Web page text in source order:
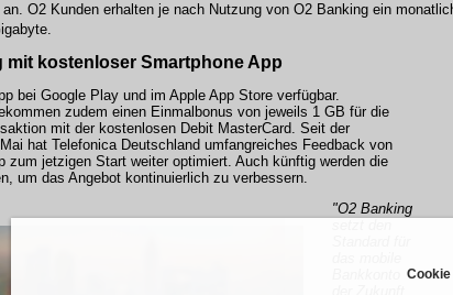
O2 Kunden erhalten je nach Nutzung von O2 Banking ein
mit kostenloser Smartphone App
bei Google Play und im Apple App Store verfügbar.
zudem einen Einmalbonus von jeweils 1 GB für die
mit der kostenlosen Debit MasterCard. Seit der
hat Telefonica Deutschland umfangreiches Feedback von
zum jetzigen Start weiter optimiert. Auch künftig werden die
um das Angebot kontinuierlich zu verbessern.
"O2 Banking